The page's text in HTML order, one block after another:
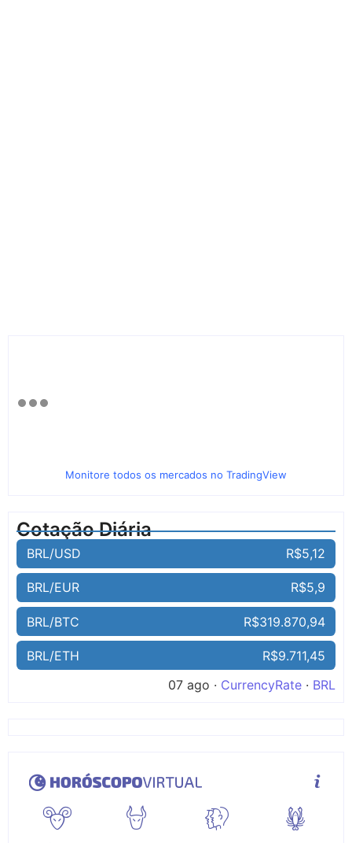
Monitore todos os mercados no TradingView
Cotação Diária
BRL/USD R$5,12
BRL/EUR R$5,9
BRL/BTC R$319.870,94
BRL/ETH
R$9.711,45
07 ago · CurrencyRate · BRL